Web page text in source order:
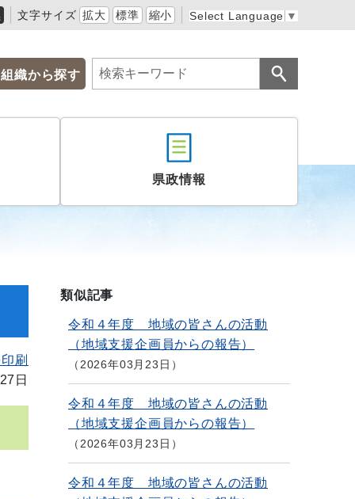
文字サイズ 拡大 標準 縮小 Select Language ▼
組織から探す
県政情報
刷
日
類似記事
令和４年度 地域の皆さんの活動
（地域支援企画員からの報告）
2026年03月23日
令和４年度 地域の皆さんの活動
（地域支援企画員からの報告）
2026年03月23日
令和４年度 地域の皆さんの活動